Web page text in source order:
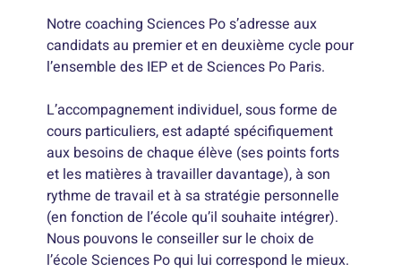
Notre coaching Sciences Po s’adresse aux
candidats au premier et en deuxième cycle pour
l’ensemble des IEP et de Sciences Po Paris.
L’accompagnement individuel, sous forme de
cours particuliers, est adapté spécifiquement
aux besoins de chaque élève (ses points forts
et les matières à travailler davantage), à son
rythme de travail et à sa stratégie personnelle
(en fonction de l’école qu’il souhaite intégrer).
Nous pouvons le conseiller sur le choix de
l’école Sciences Po qui lui correspond le mieux.